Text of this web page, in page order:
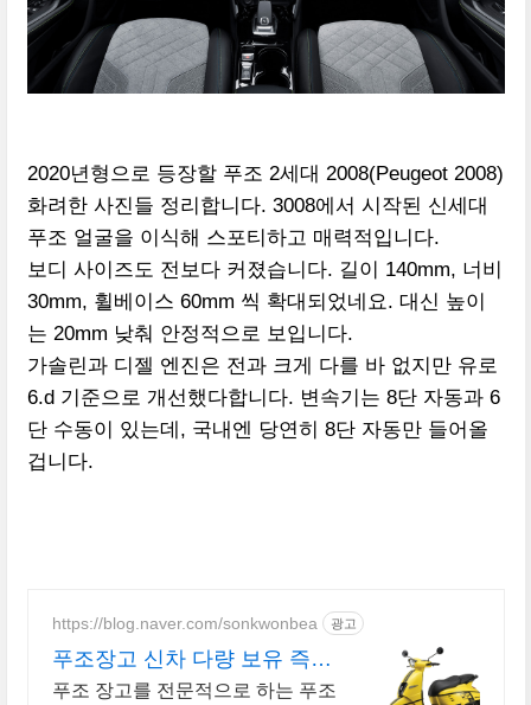
2020년형으로 등장할 푸조 2세대 2008(Peugeot 2008)
화려한 사진들 정리합니다. 3008에서 시작된 신세대
푸조 얼굴을 이식해 스포티하고 매력적입니다.
보디 사이즈도 전보다 커졌습니다. 길이 140mm, 너비
30mm, 휠베이스 60mm 씩 확대되었네요. 대신 높이
는 20mm 낮춰 안정적으로 보입니다.
가솔린과 디젤 엔진은 전과 크게 다를 바 없지만 유로
6.d 기준으로 개선했다합니다. 변속기는 8단 자동과 6
단 수동이 있는데, 국내엔 당연히 8단 자동만 들어올
겁니다.
https://blog.naver.com/sonkwonbea 광고
푸조장고 신차 다량 보유 즉시
출고가능
푸조 장고를 전문적으로 하는 푸조